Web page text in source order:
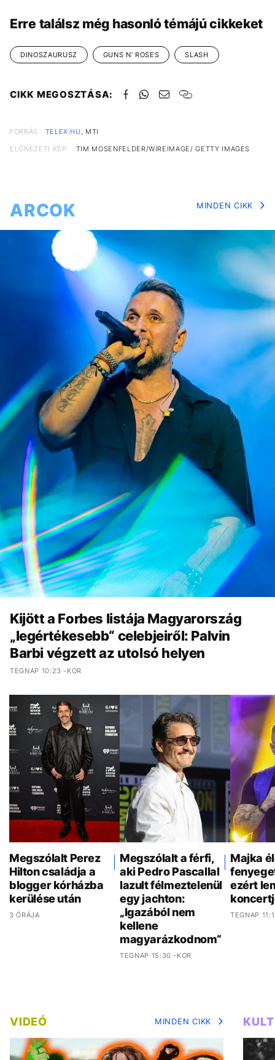
Erre találsz még hasonló témájú cikkeket
DINOSZAURUSZ GUNS N' ROSES SLASH
CIKK MEGOSZTÁSA:
FORRÁS TELEX.HU , MTI
ELŐNÉZETI KÉP:
TIM MOSENFELDER/WIREIMAGE/ GETTY IMAGES
ARCOK MINDEN CIKK
Kijött a Forbes listája Magyarország
„legértékesebb“ celebjeiről: Palvin
Barbi végzett az utolsó helyen
TEGNAP 10:23 -KOR
Megszólalt Perez
Hilton családja a
blogger kórházba
kerülése után
3 ÓRÁJA
Megszólalt a férfi,
aki Pedro Pascallal
lazult félmeztelenül
egy jachton:
„Igazából nem
kellene
magyarázkodnom“
TEGNAP 15:30 -KOR
Majka
ezért
TEGNAP
VIDEÓ MINDEN CIKK